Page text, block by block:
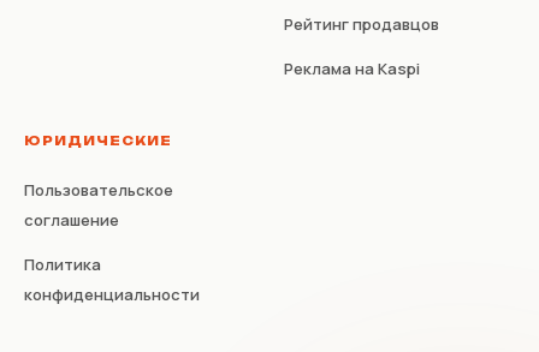
Рейтинг продавцов
Реклама на Kaspi
ЮРИДИЧЕСКИЕ
Пользовательское
соглашение
Политика
конфиденциальности